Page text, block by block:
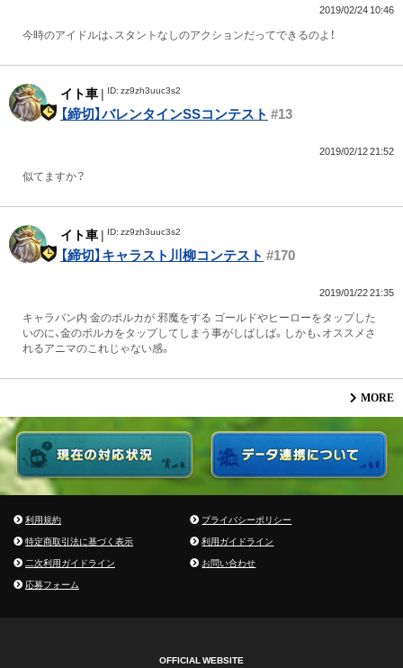
2019/02/24 10:46
今時のアイドルは、スタントなしのアクションだってできるのよ！
イト車 | ID: zz9zh3uuc3s2
【締切】バレンタインSSコンテスト #13
2019/02/12 21:52
似てますか？
イト車 | ID: zz9zh3uuc3s2
【締切】キャラスト川柳コンテスト #170
2019/01/22 21:35
キャラバン内 金のポルカが 邪魔をする ゴールドやヒーローをタップした
いのに、金のポルカをタップしてしまう事がしばしば。しかも、オススメさ
れるアニマのこれじゃない感。
MORE
利用規約
プライバシーポリシー
特定商取引法に基づく表示
利用ガイドライン
二次利用ガイドライン
お問い合わせ
応募フォーム
OFFICIAL WEBSITE